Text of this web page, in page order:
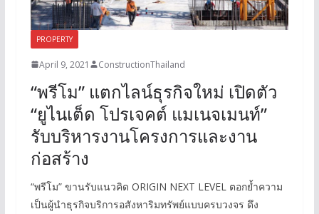
PROPERTY
April 9, 2021 ConstructionThailand
“พรีโม” แตกไลน์ธุรกิจใหม่ เปิดตัว
“ยูไนเต็ด โปรเจคต์ แมเนจเมนท์”
รับบริหารงานโครงการและงาน
ก่อสร้าง
“พรีโม” ขานรับแนวคิด ORIGIN NEXT LEVEL ตอกย้ำความ
เป็นผู้นำธุรกิจบริการอสังหาริมทรัพย์แบบครบวงจร ดึง